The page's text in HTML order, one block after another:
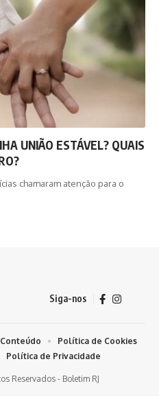
UNIÃO ESTÁVEL? QUAIS
chamaram atenção para o
Siga-nos
Reservados - Boletim RJ
Política de Cookies
Política de Privacidade